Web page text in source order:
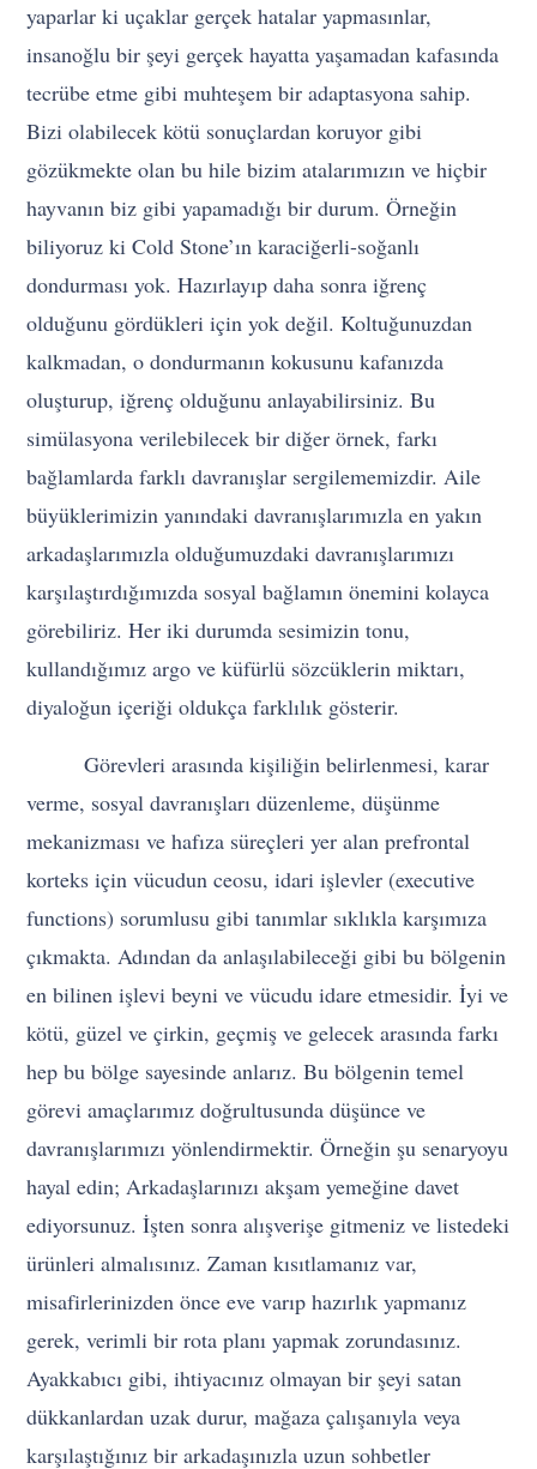
yaparlar ki uçaklar gerçek hatalar yapmasınlar,
insanoğlu bir şeyi gerçek hayatta yaşamadan kafasında
tecrübe etme gibi muhteşem bir adaptasyona sahip.
Bizi olabilecek kötü sonuçlardan koruyor gibi
gözükmekte olan bu hile bizim atalarımızın ve hiçbir
hayvanın biz gibi yapamadığı bir durum. Örneğin
biliyoruz ki Cold Stone’ın karaciğerli-soğanlı
dondurması yok. Hazırlayıp daha sonra iğrenç
olduğunu gördükleri için yok değil. Koltuğunuzdan
kalkmadan, o dondurmanın kokusunu kafanızda
oluşturup, iğrenç olduğunu anlayabilirsiniz. Bu
simülasyona verilebilecek bir diğer örnek, farkı
bağlamlarda farklı davranışlar sergilememizdir. Aile
büyüklerimizin yanındaki davranışlarımızla en yakın
arkadaşlarımızla olduğumuzdaki davranışlarımızı
karşılaştırdığımızda sosyal bağlamın önemini kolayca
görebiliriz. Her iki durumda sesimizin tonu,
kullandığımız argo ve küfürlü sözcüklerin miktarı,
diyaloğun içeriği oldukça farklılık gösterir.
Görevleri arasında kişiliğin belirlenmesi, karar
verme, sosyal davranışları düzenleme, düşünme
mekanizması ve hafıza süreçleri yer alan prefrontal
korteks için vücudun ceosu, idari işlevler (executive
functions) sorumlusu gibi tanımlar sıklıkla karşımıza
çıkmakta. Adından da anlaşılabileceği gibi bu bölgenin
en bilinen işlevi beyni ve vücudu idare etmesidir. İyi ve
kötü, güzel ve çirkin, geçmiş ve gelecek arasında farkı
hep bu bölge sayesinde anlarız. Bu bölgenin temel
görevi amaçlarımız doğrultusunda düşünce ve
davranışlarımızı yönlendirmektir. Örneğin şu senaryoyu
hayal edin; Arkadaşlarınızı akşam yemeğine davet
ediyorsunuz. İşten sonra alışverişe gitmeniz ve listedeki
ürünleri almalısınız. Zaman kısıtlamanız var,
misafirlerinizden önce eve varıp hazırlık yapmanız
gerek, verimli bir rota planı yapmak zorundasınız.
Ayakkabıcı gibi, ihtiyacınız olmayan bir şeyi satan
dükkanlardan uzak durur, mağaza çalışanıyla veya
karşılaştığınız bir arkadaşınızla uzun sohbetler